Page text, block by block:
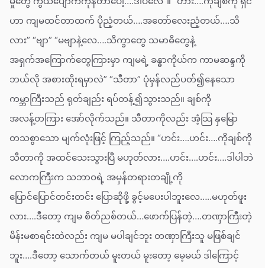
ဟာ ကျမထင်တာထက် ပိုညံ့တယ်….အတော်လေးညံ့တယ်….သိ
လား” “ဗျာ” “မဗျာနဲ့လေ….သိက္ခာတွေ သမာဓိတွေနဲ့
အရှက်အကြောက်တွေကြားမှာ ကျမရဲ့ ခန္ဓာကိုယ်က ကာမဆန္ဒကို
ဘယ်လို အစားထိုးရမှာလဲ” “သီတာ” ပုံမှန်လည်ပတ်၍နေသော
ကမ္ဘာကြီးသည် ရုတ်ချည်း ရပ်တန့်၍သွားသည်။ ချစ်ကို
အလန့်တကြား အော်လိုက်သည်။ သီတာကိုလည်း အံ့သြ နှမြော
တသစွာသော မျက်လုံးဖြင့် ကြည့်သည်။ “ဟင်း….ဟင်း….ကိုချစ်ကို
သီတာကို အထင်သေးသွားပြီ မဟုတ်လား….ဟင်း….ဟင်း….ဒါပါဘဲ
လောကကြီးက သဘာဝရဲ့ အမှန်တရားတချို့ကို
ပြောင်ပြောင်တင်းတင်း ပြောဆိုဖို့ ခွင့်မပေးပါဘူးလေ…..မဟုတ်ဖူး
လား….ဒီတော့ ကျမ စိတ်ညစ်တယ်…ဖောက်ပြန်တဲ့….တဏှာကြီးတဲ့
မိန်းမစာရင်းထဲလည်း ကျမ မပါချင်ဘူး တဏှာကြီးသူ မဖြစ်ချင်
ဘူး….ဒီတော့ သောက်တယ် မူးတယ် မူးတော့ မေ့မယ် ဒါကြောင့်